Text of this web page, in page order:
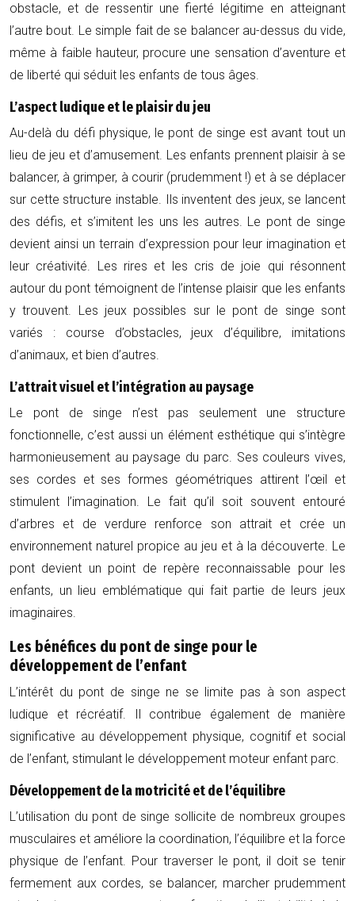
obstacle, et de ressentir une fierté légitime en atteignant
l’autre bout. Le simple fait de se balancer au-dessus du vide,
même à faible hauteur, procure une sensation d’aventure et
de liberté qui séduit les enfants de tous âges.
L’aspect ludique et le plaisir du jeu
Au-delà du défi physique, le pont de singe est avant tout un
lieu de jeu et d’amusement. Les enfants prennent plaisir à se
balancer, à grimper, à courir (prudemment !) et à se déplacer
sur cette structure instable. Ils inventent des jeux, se lancent
des défis, et s’imitent les uns les autres. Le pont de singe
devient ainsi un terrain d’expression pour leur imagination et
leur créativité. Les rires et les cris de joie qui résonnent
autour du pont témoignent de l’intense plaisir que les enfants
y trouvent. Les jeux possibles sur le pont de singe sont
variés : course d’obstacles, jeux d’équilibre, imitations
d’animaux, et bien d’autres.
L’attrait visuel et l’intégration au paysage
Le pont de singe n’est pas seulement une structure
fonctionnelle, c’est aussi un élément esthétique qui s’intègre
harmonieusement au paysage du parc. Ses couleurs vives,
ses cordes et ses formes géométriques attirent l’œil et
stimulent l’imagination. Le fait qu’il soit souvent entouré
d’arbres et de verdure renforce son attrait et crée un
environnement naturel propice au jeu et à la découverte. Le
pont devient un point de repère reconnaissable pour les
enfants, un lieu emblématique qui fait partie de leurs jeux
imaginaires.
Les bénéfices du pont de singe pour le
développement de l’enfant
L’intérêt du pont de singe ne se limite pas à son aspect
ludique et récréatif. Il contribue également de manière
significative au développement physique, cognitif et social
de l’enfant, stimulant le développement moteur enfant parc.
Développement de la motricité et de l’équilibre
L’utilisation du pont de singe sollicite de nombreux groupes
musculaires et améliore la coordination, l’équilibre et la force
physique de l’enfant. Pour traverser le pont, il doit se tenir
fermement aux cordes, se balancer, marcher prudemment